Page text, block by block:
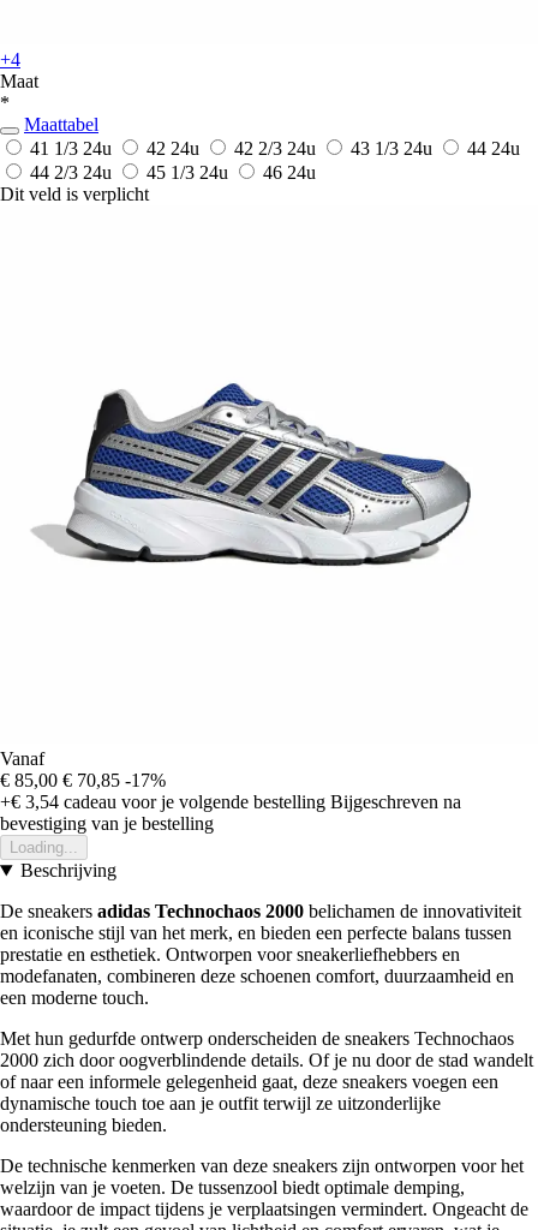
+4
Maat
*
Maattabel
41 1/3 24u 42 24u 42 2/3 24u 43 1/3 24u 44 24u
44 2/3 24u 45 1/3 24u 46 24u
Dit veld is verplicht
Vanaf
€ 85,00 € 70,85 -17%
+€ 3,54 cadeau voor je volgende bestelling Bijgeschreven na
bevestiging van je bestelling
Loading...
Beschrijving
De sneakers adidas Technochaos 2000 belichamen de innovativiteit
en iconische stijl van het merk, en bieden een perfecte balans tussen
prestatie en esthetiek. Ontworpen voor sneakerliefhebbers en
modefanaten, combineren deze schoenen comfort, duurzaamheid en
een moderne touch.
Met hun gedurfde ontwerp onderscheiden de sneakers Technochaos
2000 zich door oogverblindende details. Of je nu door de stad wandelt
of naar een informele gelegenheid gaat, deze sneakers voegen een
dynamische touch toe aan je outfit terwijl ze uitzonderlijke
ondersteuning bieden.
De technische kenmerken van deze sneakers zijn ontworpen voor het
welzijn van je voeten. De tussenzool biedt optimale demping,
waardoor de impact tijdens je verplaatsingen vermindert. Ongeacht de